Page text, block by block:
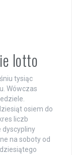
lotto
tysiąc
Wówczas
osiem do
liczb
dyscypliny
na soboty od